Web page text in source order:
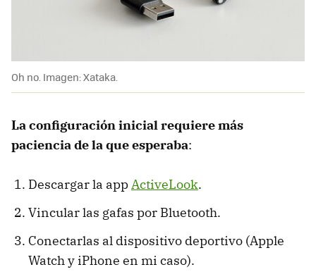
Oh no. Imagen: Xataka.
La configuración inicial requiere más
paciencia de la que esperaba:
Descargar la appActiveLook.
Vincular las gafas por Bluetooth.
Conectarlas al dispositivo deportivo (Apple
Watch y iPhone en mi caso).